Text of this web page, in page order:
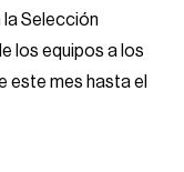
la Selección
los equipos a los
este mes hasta el